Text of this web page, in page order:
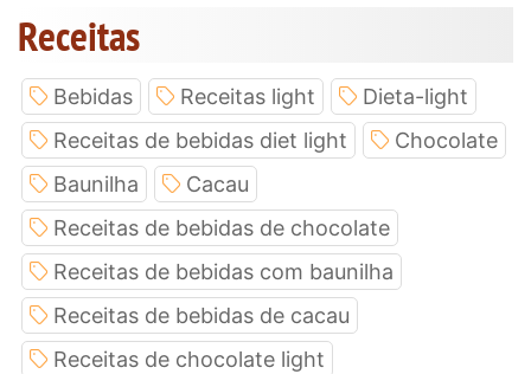
Receitas
Bebidas Receitas light
Dieta-light
Receitas de bebidas diet light
Chocolate
Baunilha
Cacau
Receitas de bebidas de chocolate
Receitas de bebidas com baunilha
Receitas de bebidas de cacau
Receitas de chocolate light